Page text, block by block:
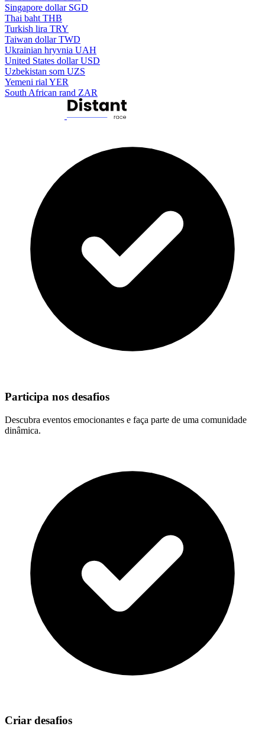
Singapore dollar SGD
Thai baht THB
Turkish lira TRY
Taiwan dollar TWD
Ukrainian hryvnia UAH
United States dollar USD
Uzbekistan som UZS
Yemeni rial YER
South African rand ZAR
Participa nos desafios
Descubra eventos emocionantes e faça parte de uma comunidade
dinâmica.
Criar desafios